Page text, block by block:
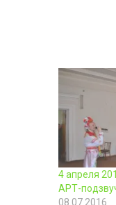
4 апреля
АРТ-
08.07.2016